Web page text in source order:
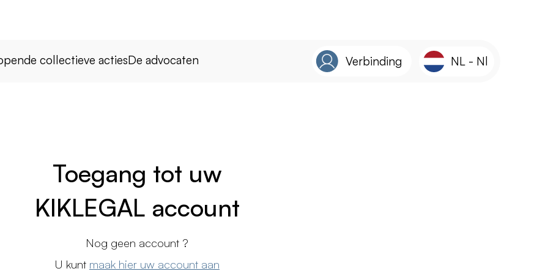
collectieve actiesDe advocaten Verbinding NL - Nl
Toegang tot uw
KIKLEGAL account
Nog geen account ?
U kunt maak hier uw account aan